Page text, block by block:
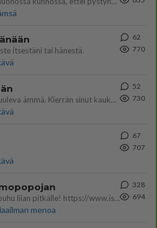
itsestäni tai hänestä.
62
770
Olet pelkkä itsestään liikoja luuleva ämmä. Kierrän sinut kaukaa nyt ja aina. Olit mulle pelkkä lelu vaan.
52
730
67
707
Nyt menee kissalan poikien touhu liian pitkälle! https://www.is.fi/kotimaa/art-2000012193221.html Karu video mopomiiti
menoa
328
694